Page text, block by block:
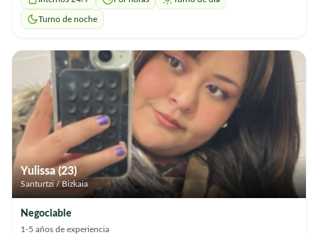
pacientes y hacerle su vida un poco más fácil!
Turno de noche
Yulissa (23)
Santurtzi / Bizkaia
Negociable
1-5 años de experiencia